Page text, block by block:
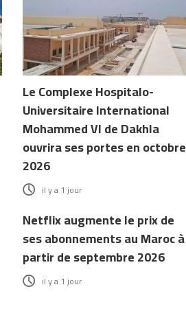
Le Complexe Hospitalo-
Universitaire International
Mohammed VI de Dakhla
ouvrira ses portes en octobre
2026
il y a 1 jour
Netflix augmente le prix de
ses abonnements au Maroc à
partir de septembre 2026
il y a 1 jour